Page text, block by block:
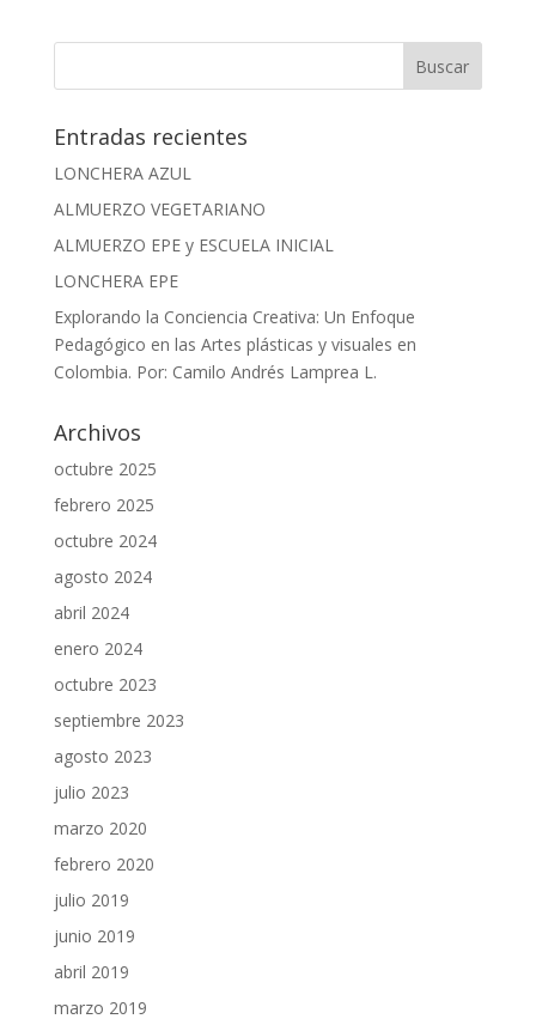
Entradas recientes
LONCHERA AZUL
ALMUERZO VEGETARIANO
ALMUERZO EPE y ESCUELA INICIAL
LONCHERA EPE
Explorando la Conciencia Creativa: Un Enfoque
Pedagógico en las Artes plásticas y visuales en
Colombia. Por: Camilo Andrés Lamprea L.
Archivos
octubre 2025
febrero 2025
octubre 2024
agosto 2024
abril 2024
enero 2024
octubre 2023
septiembre 2023
agosto 2023
julio 2023
marzo 2020
febrero 2020
julio 2019
junio 2019
abril 2019
marzo 2019